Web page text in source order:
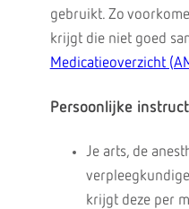
gebruikt. Zo
krijgt die niet goed
Medicatieoverzicht
Persoonlijke
Je arts, de
krijgt deze per